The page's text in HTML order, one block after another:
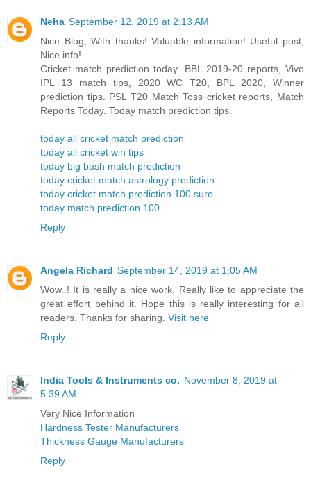
Neha September 12, 2019 at 2:13 AM
Nice Blog, With thanks! Valuable information! Useful post,
Nice info!
Cricket match prediction today. BBL 2019-20 reports, Vivo
IPL 13 match tips, 2020 WC T20, BPL 2020, Winner
prediction tips. PSL T20 Match Toss cricket reports, Match
Reports Today. Today match prediction tips.
today all cricket match prediction
today all cricket win tips
today big bash match prediction
today cricket match astrology prediction
today cricket match prediction 100 sure
today match prediction 100
Reply
Angela Richard September 14, 2019 at 1:05 AM
Wow..! It is really a nice work. Really like to appreciate the
great effort behind it. Hope this is really interesting for all
readers. Thanks for sharing. Visit here
Reply
India Tools & Instruments co. November 8, 2019 at
5:39 AM
Very Nice Information
Hardness Tester Manufacturers
Thickness Gauge Manufacturers
Reply